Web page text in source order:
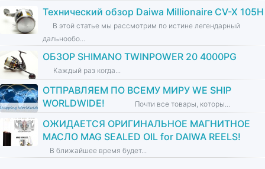
Технический обзор Daiwa Millionaire CV-X 105H
В этой статье мы рассмотрим по истине легендарный
дальнообо...
ОБЗОР SHIMANO TWINPOWER 20 4000PG
Каждый раз когда...
ОТПРАВЛЯЕМ ПО ВСЕМУ МИРУ WE SHIP
WORLDWIDE!
Почти все товары, которы...
ОЖИДАЕТСЯ ОРИГИНАЛЬНОЕ МАГНИТНОЕ
МАСЛО MAG SEALED OIL for DAIWA REELS!
В ближайшее время будет...